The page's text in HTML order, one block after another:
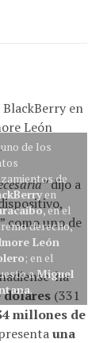
de los
de
en
, en el
derecho,
León
; en el
aMiguel
.
” como uno de
ha
dólares(331
millones de
una